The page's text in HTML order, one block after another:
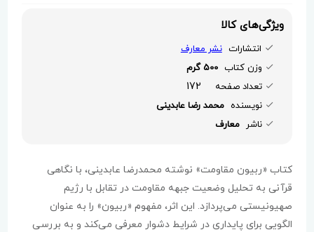
ویژگی‌های کالا
انتشارات نشر معارف
وزن کتاب 500 گرم
تعداد صفحه
172
نویسنده محمد رضا عابدینی
ناشر معارف
کتاب «ربیون مقاومت» نوشته محمدرضا عابدینی، با نگاهی
قرآنی به تحلیل وضعیت جبهه مقاومت در تقابل با رژیم
صهیونیستی می‌پردازد. این اثر، مفهوم «ربیون» را به عنوان
الگویی برای پایداری در شرایط دشوار معرفی می‌کند و به بررسی